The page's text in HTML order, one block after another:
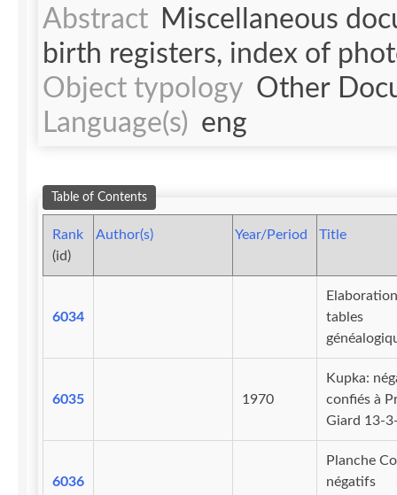
Abstract
Miscellaneous
birth registers, index of
Object typology Other
Language(s) eng
Table of Contents
Rank
(id)
Author(s) Year/Period Title
6034
tables
6035 1970
Kupka:
confiés à
Giard 13-
6036
Planche
négatifs